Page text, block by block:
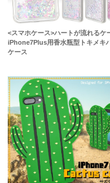
<スマホケース>ハートが流れる
iPhone7Plus用香水瓶型トキメキ
ケース